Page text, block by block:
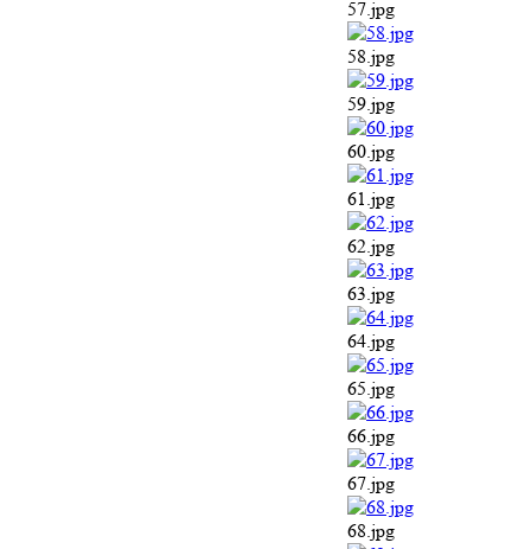
63.jpg
64.jpg
65.jpg
66.jpg
67.jpg
68.jpg
69.jpg
70.jpg